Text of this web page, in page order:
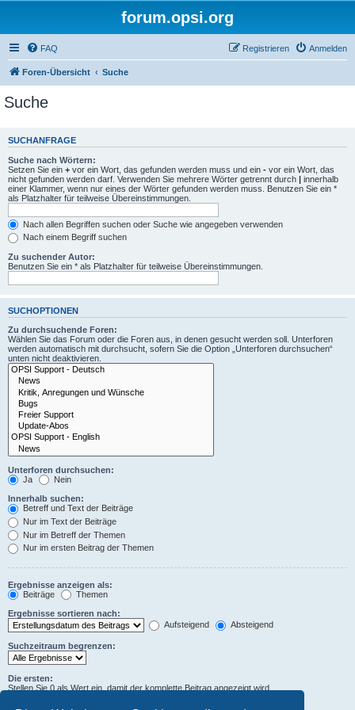
forum.opsi.org
FAQ Anmelden
Registrieren
Foren-Übersicht Suche
Suche
SUCHANFRAGE
Suche nach Wörtern:
Setzen Sie ein + vor ein Wort, das gefunden werden muss und ein - vor ein Wort, das
nicht gefunden werden darf. Verwenden Sie mehrere Wörter getrennt durch | innerhalb
einer Klammer, wenn nur eines der Wörter gefunden werden muss. Benutzen Sie ein *
als Platzhalter für teilweise Übereinstimmungen.
Nach allen Begriffen suchen oder Suche wie angegeben verwenden
Nach einem Begriff suchen
Zu suchender Autor:
Benutzen Sie ein * als Platzhalter für teilweise Übereinstimmungen.
SUCHOPTIONEN
Zu durchsuchende Foren:
Wählen Sie das Forum oder die Foren aus, in denen gesucht werden soll. Unterforen
werden automatisch mit durchsucht, sofern Sie die Option „Unterforen durchsuchen“
unten nicht deaktivieren.
Unterforen durchsuchen:
Ja
Nein
Innerhalb suchen:
Betreff und Text der Beiträge
Nur im Text der Beiträge
Nur im Betreff der Themen
Nur im ersten Beitrag der Themen
Ergebnisse anzeigen als:
Beiträge
Themen
Ergebnisse sortieren nach:
Aufsteigend
Absteigend
Suchzeitraum begrenzen:
Die ersten:
Stellen Sie 0 als Wert ein, damit der komplette Beitrag angezeigt wird.